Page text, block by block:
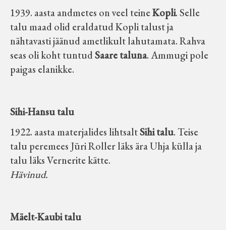
1939. aasta andmetes on veel teineKopli. Selle
talu maad olid eraldatud Kopli talust ja
nähtavasti jäänud ametlikult lahutamata. Rahva
seas oli koht tuntudSaare taluna. Ammugi pole
paigas elanikke.
Sihi-Hansu talu
1922. aasta materjalides lihtsaltSihi talu. Teise
talu peremees Jüri Roller läks ära Uhja külla ja
talu läks Vernerite kätte.
Hävinud.
Mäelt-Kaubi talu